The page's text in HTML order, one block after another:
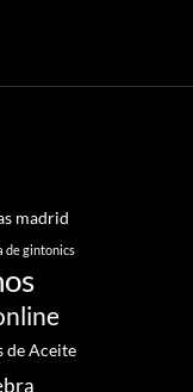
madrid
de gintonics
de Aceite